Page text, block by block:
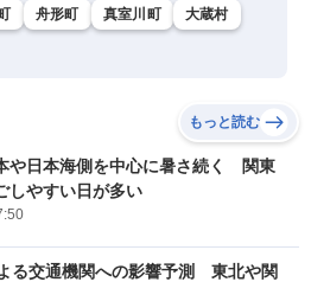
舟形町 真室川町
大蔵村
もっと読む
や日本海側を中心に暑さ続く 関東
しやすい日が多い
る交通機関への影響予測 東北や関